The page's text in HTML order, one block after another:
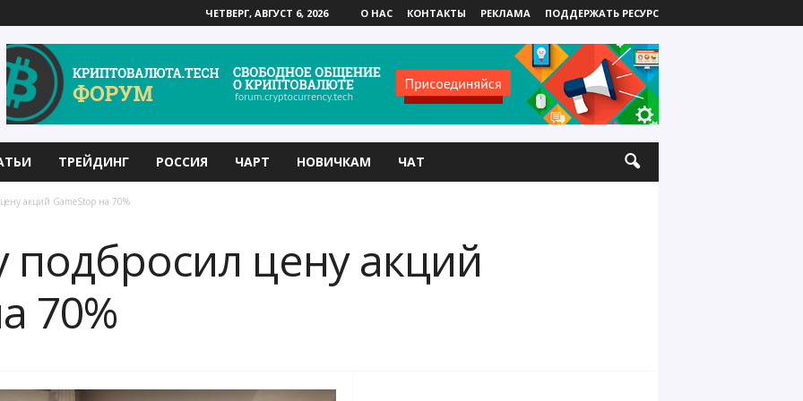
ЧЕТВЕРГ, АВГУСТ 6, 2026 О НАС КОНТАКТЫ РЕКЛАМА ПОДДЕРЖАТЬ РЕСУРС
ТРЕЙДИНГ РОССИЯ ЧАРТ НОВИЧКАМ ЧАТ
акций GameStop на 70%
подбросил цену акций
70%